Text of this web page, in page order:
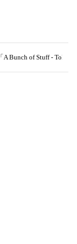
「A Bunch of Stuff -